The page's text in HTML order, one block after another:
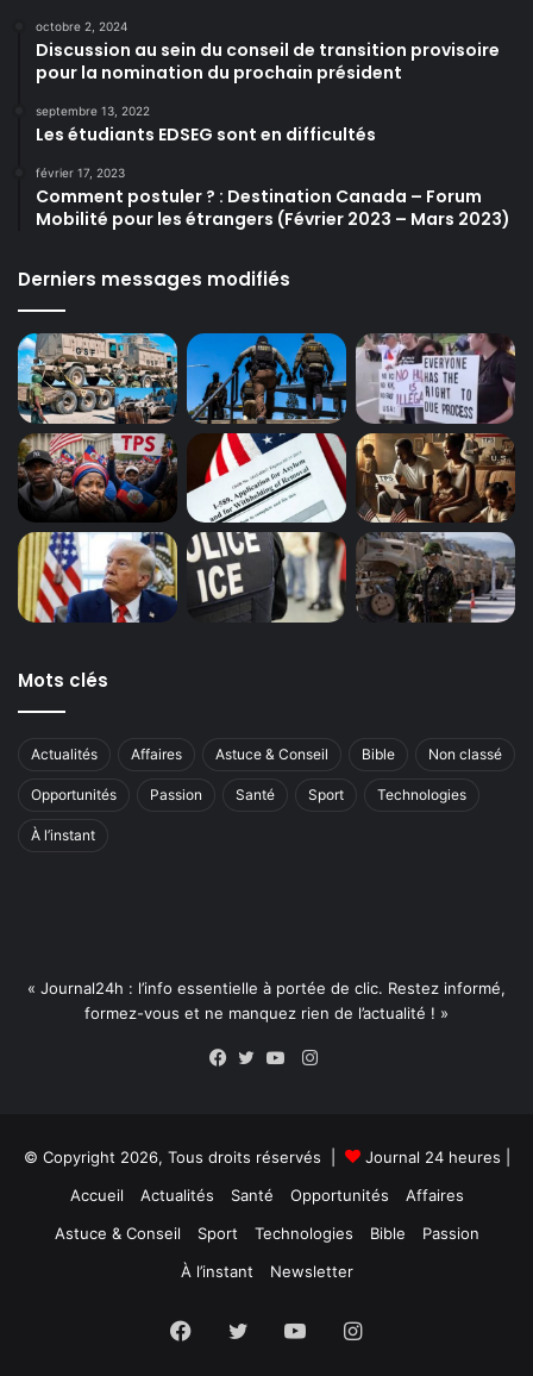
octobre 2, 2024
Discussion au sein du conseil de transition provisoire
pour la nomination du prochain président
septembre 13, 2022
Les étudiants EDSEG sont en difficultés
février 17, 2023
Comment postuler ? : Destination Canada – Forum
Mobilité pour les étrangers (Février 2023 – Mars 2023)
Derniers messages modifiés
Mots clés
Actualités Affaires Astuce & Conseil Bible Non classé
Opportunités Passion Santé Sport Technologies
À l’instant
« Journal24h : l’info essentielle à portée de clic. Restez informé,
formez-vous et ne manquez rien de l’actualité ! »
Instagram
© Copyright 2026, Tous droits réservés | Journal 24 heures
Accueil
Actualités Santé Opportunités
Affaires
Astuce & Conseil
Sport Technologies Bible
Passion
À l’instant
Newsletter
Facebook
TwitterYouTubeInstagram